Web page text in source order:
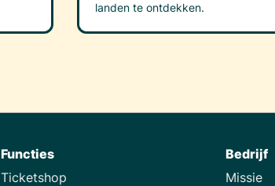
landen te ontdekken.
Functies
Ticketshop
Bedrijf
Missie